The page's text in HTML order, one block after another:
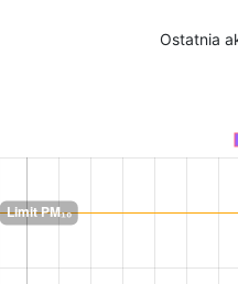
Ostatnia